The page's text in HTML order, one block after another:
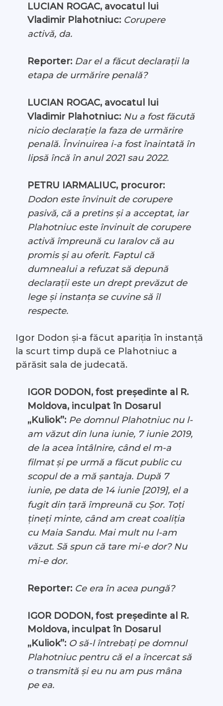
LUCIAN ROGAC, avocatul lui
Vladimir Plahotniuc: Corupere
activă, da.
Reporter: Dar el a făcut declarații la
etapa de urmărire penală?
LUCIAN ROGAC, avocatul lui
Vladimir Plahotniuc: Nu a fost făcută
nicio declarație la faza de urmărire
penală. Învinuirea i-a fost înaintată în
lipsă încă în anul 2021 sau 2022.
PETRU IARMALIUC, procuror:
Dodon este învinuit de corupere
pasivă, că a pretins și a acceptat, iar
Plahotniuc este învinuit de corupere
activă împreună cu Iaralov că au
promis și au oferit. Faptul că
dumnealui a refuzat să depună
declarații este un drept prevăzut de
lege și instanța se cuvine să îl
respecte.
Igor Dodon și-a făcut apariția în instanță
la scurt timp după ce Plahotniuc a
părăsit sala de judecată.
IGOR DODON, fost președinte al R.
Moldova, inculpat în Dosarul
„Kuliok”: Pe domnul Plahotniuc nu l-
am văzut din luna iunie, 7 iunie 2019,
de la acea întâlnire, când el m-a
filmat și pe urmă a făcut public cu
scopul de a mă șantaja. După 7
iunie, pe data de 14 iunie [2019], el a
fugit din țară împreună cu Șor. Toți
țineți minte, când am creat coaliția
cu Maia Sandu. Mai mult nu l-am
văzut. Să spun că tare mi-e dor? Nu
mi-e dor.
Reporter: Ce era în acea pungă?
IGOR DODON, fost președinte al R.
Moldova, inculpat în Dosarul
„Kuliok”: O să-l întrebați pe domnul
Plahotniuc pentru că el a încercat să
o transmită și eu nu am pus mâna
pe ea.